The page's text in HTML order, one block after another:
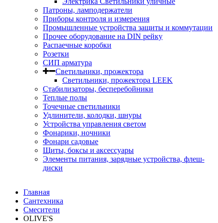
Патроны, ламподержатели
Приборы контроля и измерения
Промышленные устройства защиты и коммутации
Прочее оборудование на DIN рейку
Распаечные коробки
Розетки
СИП арматура
Светильники, прожектора
Светильники, прожектора LEEK
Стабилизаторы, бесперебойники
Теплые полы
Точечные светильники
Удлинители, колодки, шнуры
Устройства управления светом
Фонарики, ночники
Фонари садовые
Щиты, боксы и аксессуары
Элементы питания, зарядные устройства, флеш-
диски
Главная
Сантехника
Смесители
OLIVE'S